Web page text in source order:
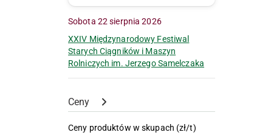
Sobota 22 sierpnia 2026
XXIV Międzynarodowy Festiwal
Starych Ciągników i Maszyn
Rolniczych im. Jerzego Samelczaka
Ceny
Ceny produktów w skupach (zł/t)